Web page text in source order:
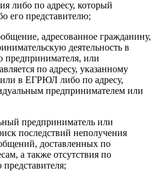
либо по адресу, который
его представителю;
адресованное гражданину,
деятельность в
предпринимателя, или
по адресу, указанному
в ЕГРЮЛ либо по адресу,
предпринимателем или
предприниматель или
последствий неполучения
доставленных по
а также отсутствия по